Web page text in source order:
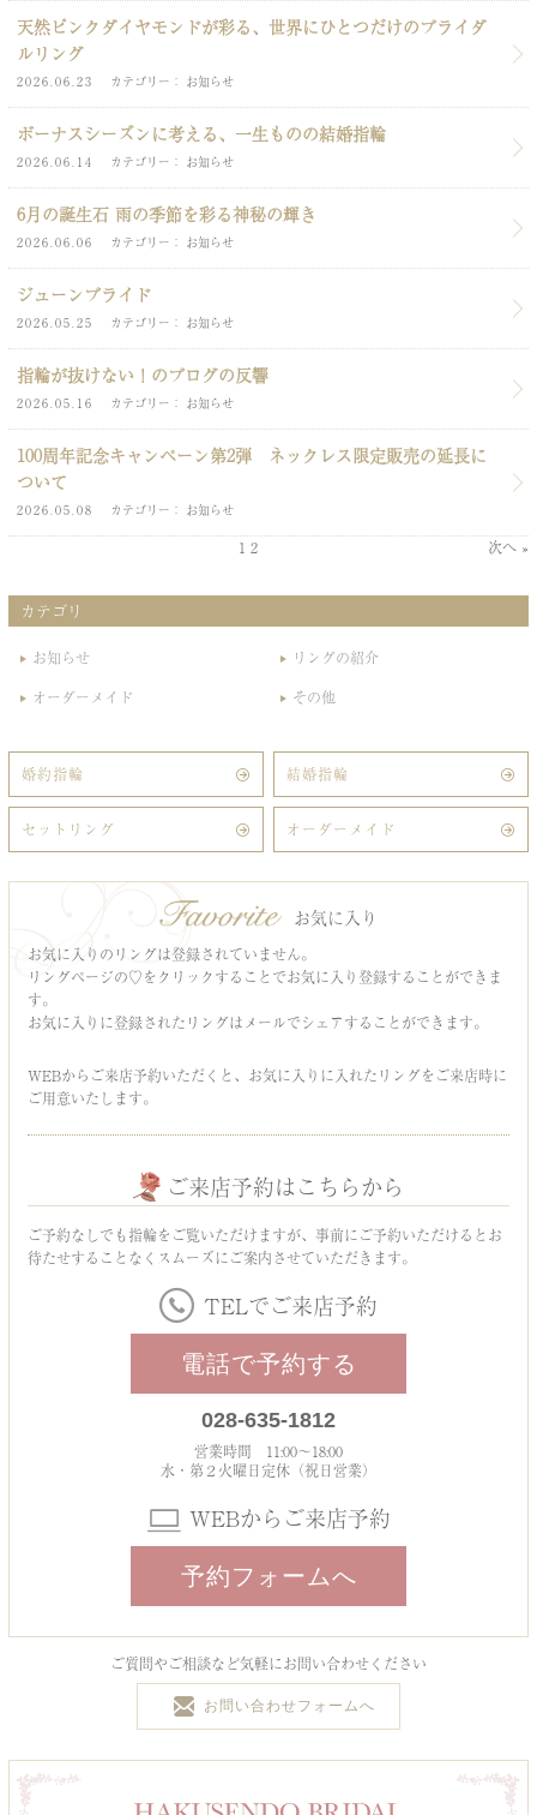
天然ピンクダイヤモンドが彩る、世界にひとつだけのブライダ
ルリング
2026.06.23 カテゴリー お知らせ
ボーナスシーズンに考える、一生ものの結婚指輪
2026.06.14 カテゴリー お知らせ
6月の誕生石 雨の季節を彩る神秘の輝き
2026.06.06 カテゴリー お知らせ
ジューンブライド
2026.05.25 カテゴリー お知らせ
指輪が抜けない！のブログの反響
2026.05.16 カテゴリー お知らせ
100周年記念キャンペーン第2弾 ネックレス限定販売の延長に
ついて
2026.05.08 カテゴリー お知らせ
1 2 次へ »
カテゴリ
お知らせ
リングの紹介
オーダーメイド
その他
婚約指輪 結婚指輪
セットリング オーダーメイド
お気に入り
お気に入りのリングは登録されていません。
リングページの♡をクリックすることでお気に入り登録することができま
す。
お気に入りに登録されたリングはメールでシェアすることができます。
WEBからご来店予約いただくと、お気に入りに入れたリングをご来店時に
ご用意いたします。
ご来店予約はこちらから
ご予約なしでも指輪をご覧いただけますが、事前にご予約いただけるとお
待たせすることなくスムーズにご案内させていただきます。
TELでご来店予約
電話で予約する
028-635-1812
営業時間 11:00～18:00
水・第２火曜日定休（祝日営業）
WEBからご来店予約
予約フォームへ
ご質問やご相談など気軽にお問い合わせください
お問い合わせフォームへ